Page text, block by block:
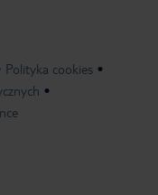
Polityka cookies